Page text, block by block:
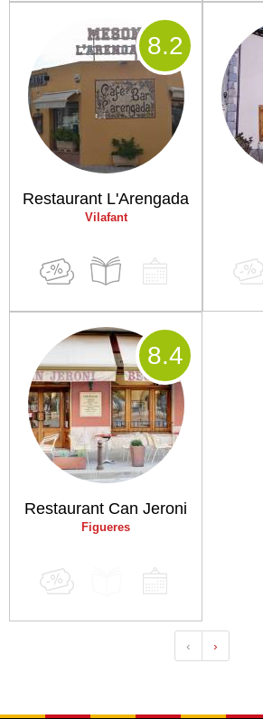
Restaurant L'Arengada
Vilafant
8.2
Restaurant Can Jeroni
Figueres
8.4
‹ ›